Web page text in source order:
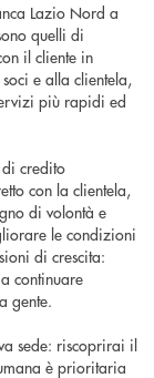
Lazio Nord a
quelli di
il cliente in
e alla clientela,
più rapidi ed
di credito
con la clientela,
di volontà e
le condizioni
di crescita:
continuare
gente.
sede: riscoprirai il
è prioritaria